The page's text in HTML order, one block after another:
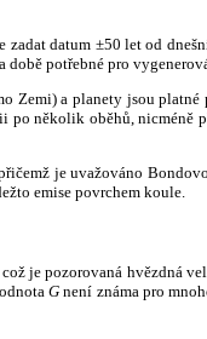
datum ±50 let od
potřebné pro
Zemi) a planety jsou
po několik oběhů,
je uvažováno
emise povrchem koule.
je pozorovaná hvězdná
G není známa pro